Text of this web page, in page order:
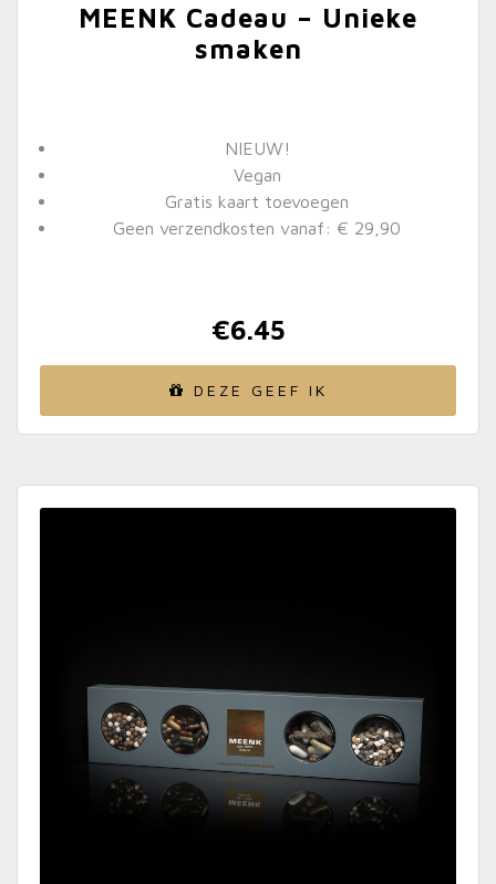
MEENK Cadeau – Unieke
smaken
NIEUW!
Vegan
Gratis kaart toevoegen
Geen verzendkosten vanaf: € 29,90
€6.45
DEZE GEEF IK